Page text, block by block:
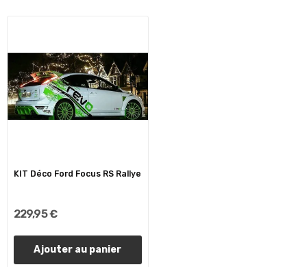
KIT Déco Ford Focus RS Rallye
229,95 €
Ajouter au panier